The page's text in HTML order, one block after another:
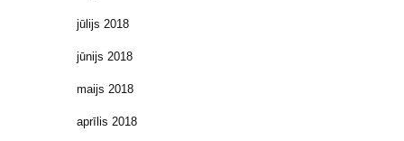
jūlijs 2018
jūnijs 2018
maijs 2018
aprīlis 2018